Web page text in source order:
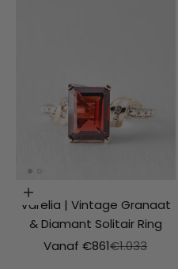
Opties kiezen
Varelia | Vintage Granaat
& Diamant Solitair Ring
Aanbiedingsprijs
Vanaf €861Normale prijs
€1.033